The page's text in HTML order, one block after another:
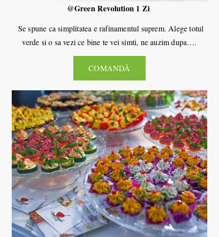
@Green Revolution 1 Zi
Se spune ca simplitatea e rafinamentul suprem. Alege totul
verde si o sa vezi ce bine te vei simti, ne auzim dupa….
COMANDĂ